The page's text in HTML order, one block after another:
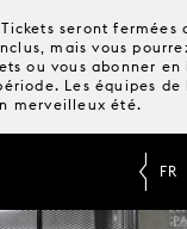
seront fermées
mais vous
ou vous abonner
Les équipes de
merveilleux été.
FR